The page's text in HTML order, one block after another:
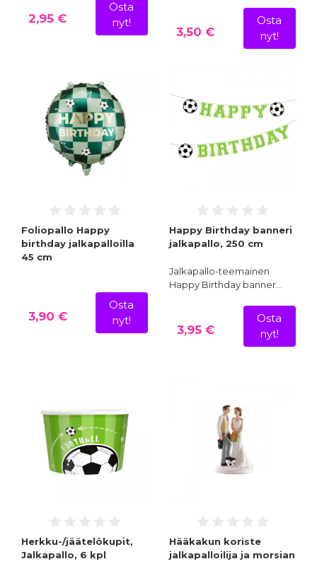
2,95 €
Osta
nyt!
3,50 €
Osta
nyt!
Foliopallo Happy
birthday jalkapalloilla
45 cm
3,90 €
Osta
nyt!
Happy Birthday banneri
jalkapallo, 250 cm
Jalkapallo-teemainen
Happy Birthday banner…
3,95 €
Osta
nyt!
Herkku-/jäätelökupit,
Jalkapallo, 6 kpl
Hääkakun koriste
jalkapalloilija ja morsian